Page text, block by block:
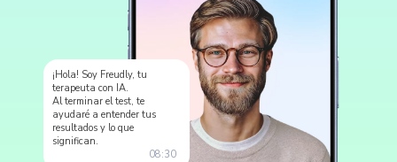
¡Hola! Soy Freudly, tu
terapeuta con IA.
Al terminar el test, te
ayudaré a entender tus
resultados y lo que
significan.
08:30